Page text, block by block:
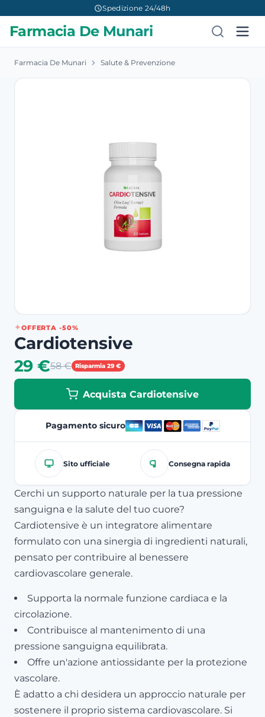
Spedizione 24/48h
Farmacia De Munari
Farmacia De Munari Salute & Prevenzione
OFFERTA -50%
Cardiotensive
29 €58 € Risparmia 29 €
Acquista Cardiotensive
Pagamento sicuro
Sito ufficiale Consegna rapida
Cerchi un supporto naturale per la tua pressione
sanguigna e la salute del tuo cuore?
Cardiotensive è un integratore alimentare
formulato con una sinergia di ingredienti naturali,
pensato per contribuire al benessere
cardiovascolare generale.
Supporta la normale funzione cardiaca e la
circolazione.
Contribuisce al mantenimento di una
pressione sanguigna equilibrata.
Offre un'azione antiossidante per la protezione
vascolare.
È adatto a chi desidera un approccio naturale per
sostenere il proprio sistema cardiovascolare. Si